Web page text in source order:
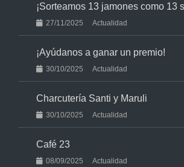
¡Sorteamos 13 jamones como 13
27/11/2025 Actualidad
¡Ayúdanos a ganar un premio!
30/10/2025 Actualidad
Charcutería Santi y Maruli
30/10/2025 Actualidad
Café 23
08/09/2025 Actualidad